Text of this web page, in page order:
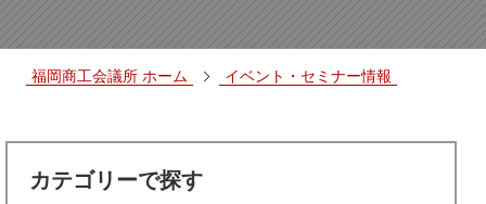
福岡商工会議所 ホーム イベント・セミナー情報
カテゴリーで探す